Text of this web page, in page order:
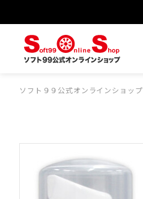
ソフト９９公式オンラインショップ